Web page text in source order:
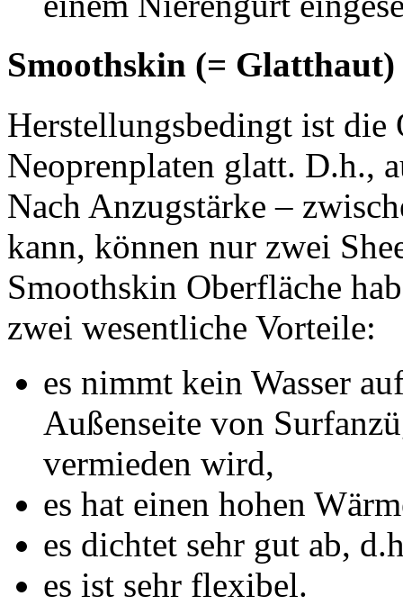
Smoothskin (= Glatthaut)
Herstellungsbedingt ist die
Neoprenplaten glatt. D.h.,
Nach Anzugstärke –
kann, können nur zwei
Smoothskin Oberfläche
zwei wesentliche Vorteile:
es nimmt kein Wasser
Außenseite von
vermieden wird,
es hat einen hohen
es dichtet sehr gut ab,
es ist sehr flexibel.